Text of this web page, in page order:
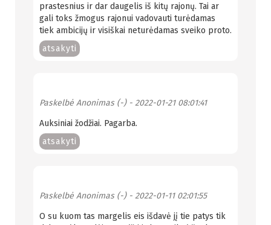
prastesnius ir dar daugelis iš kitų rajonų. Tai ar
gali toks žmogus rajonui vadovauti turėdamas
tiek ambicijų ir visiškai neturėdamas sveiko proto.
atsakyti
Paskelbė Anonimas (-)- 2022-01-21 08:01:41
Auksiniai žodžiai. Pagarba.
atsakyti
Paskelbė Anonimas (-)- 2022-01-11 02:01:55
O su kuom tas margelis eis išdavė jį tie patys tik